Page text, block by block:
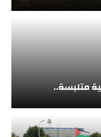
متلبسة..